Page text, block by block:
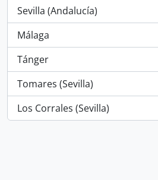
Sevilla (Andalucía)
, 1 results
Málaga
, 1 results
Tánger
, 1 results
Tomares (Sevilla)
, 1 results
Los Corrales (Sevilla)
, 1 results